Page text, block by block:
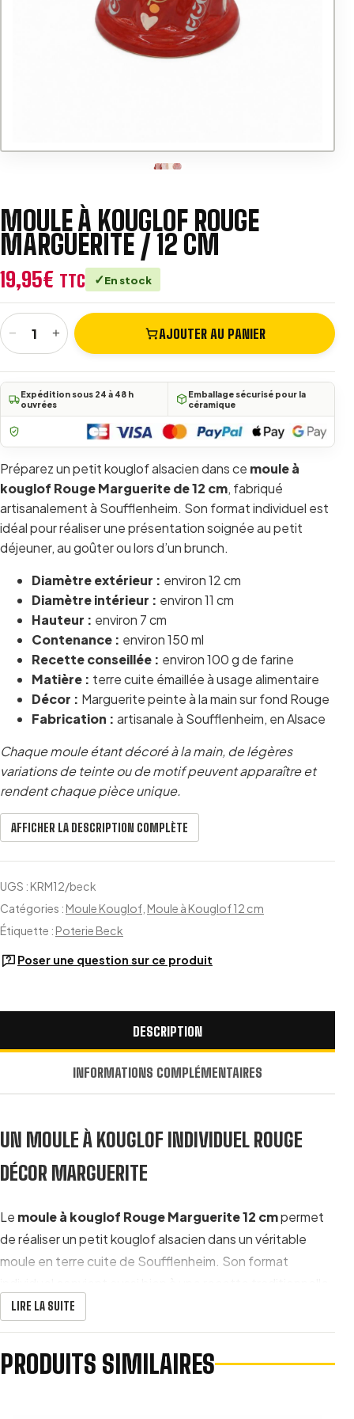
MOULE À KOUGLOF ROUGE
MARGUERITE / 12 CM
19,95€ TTC En stock
quantité de Moule à Kouglof Rouge Marguerite / 12 cm
− + AJOUTER AU PANIER
Expédition sous 24 à 48 h
ouvrées
Emballage sécurisé pour la
céramique
Préparez un petit kouglof alsacien dans ce moule à
kouglof Rouge Marguerite de 12 cm, fabriqué
artisanalement à Soufflenheim. Son format individuel est
idéal pour réaliser une présentation soignée au petit
déjeuner, au goûter ou lors d’un brunch.
Diamètre extérieur : environ 12 cm
Diamètre intérieur : environ 11 cm
Hauteur : environ 7 cm
Contenance : environ 150 ml
Recette conseillée : environ 100 g de farine
Matière : terre cuite émaillée à usage alimentaire
Décor : Marguerite peinte à la main sur fond Rouge
Fabrication : artisanale à Soufflenheim, en Alsace
Chaque moule étant décoré à la main, de légères
variations de teinte ou de motif peuvent apparaître et
rendent chaque pièce unique.
AFFICHER LA DESCRIPTION COMPLÈTE
UGS : KRM12/beck
Catégories : Moule Kouglof Moule à Kouglof 12 cm
Étiquette : Poterie Beck
Poser une question sur ce produit
DESCRIPTION
INFORMATIONS COMPLÉMENTAIRES
UN MOULE À KOUGLOF INDIVIDUEL ROUGE
DÉCOR MARGUERITE
Le moule à kouglof Rouge Marguerite 12 cmpermet
de réaliser un petit kouglof alsacien dans un véritable
moule en terre cuite de Soufflenheim. Son format
qu’à une présentation raffinée pour un petit déjeuner, un
brunch ou un goûter.
Malgré ses dimensions compactes, ce moule reprend
LIRE LA SUITE
PRODUITS SIMILAIRES